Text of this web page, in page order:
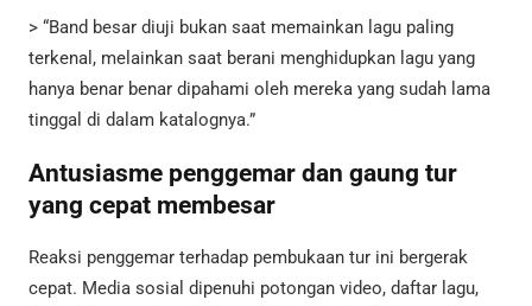
> “Band besar diuji bukan saat memainkan lagu paling
terkenal, melainkan saat berani menghidupkan lagu yang
hanya benar benar dipahami oleh mereka yang sudah lama
tinggal di dalam katalognya.”
Antusiasme penggemar dan gaung tur
yang cepat membesar
Reaksi penggemar terhadap pembukaan tur ini bergerak
cepat. Media sosial dipenuhi potongan video, daftar lagu,